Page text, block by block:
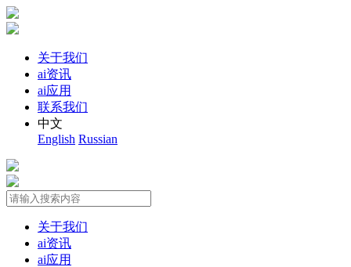
关于我们
ai资讯
ai应用
联系我们
中文
English Russian
关于我们
ai资讯
ai应用